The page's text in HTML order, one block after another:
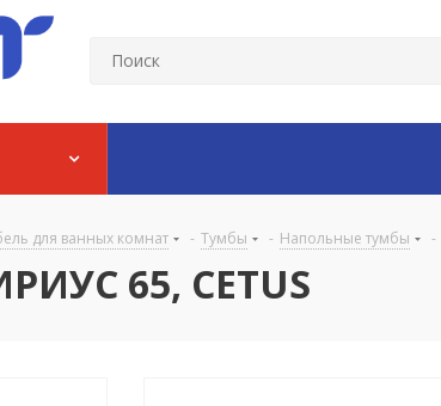
для ванных комнат - Тумбы - Напольные тумбы -
65, CETUS